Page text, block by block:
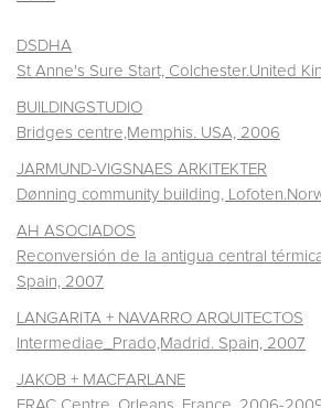
DSDHA
St Anne's Sure Start, Colchester.United
BUILDINGSTUDIO
Bridges centre,Memphis. USA, 2006
JARMUND-VIGSNAES ARKITEKTER
Dønning community building,
AH ASOCIADOS
Reconversión de la antigua central
Spain, 2007
LANGARITA + NAVARRO ARQUITECTOS
Intermediae_Prado,Madrid. Spain, 2007
JAKOB + MACFARLANE